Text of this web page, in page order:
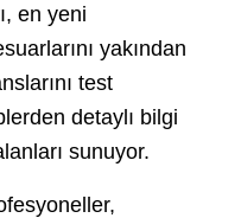
en yeni
yakından
test
detaylı bilgi
sunuyor.